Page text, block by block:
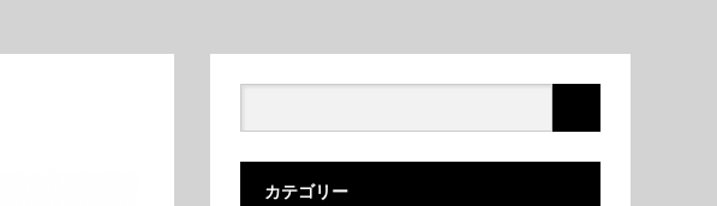
カテゴリー